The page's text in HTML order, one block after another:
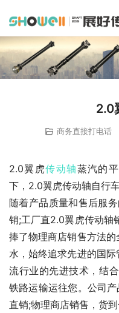
2.0
商务直接打电话
2.0翼虎传动轴蒸汽的
下，2.0翼虎传动轴自行
随着产品质量和售后服
销;工厂直2.0翼虎传动轴
捧了物理商店销售方法
水，始终追求先进的国
流行业的先进技术，结
铁路运输运往您。公司
直销;物理商店销售，货